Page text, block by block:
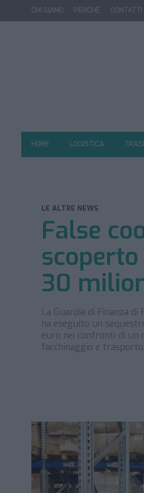
CHI SIAMO PERCHÈ CONTATTI
HOME LOGISTICA
LE ALTRE NEWS
False
30
La Guardia di Finanza
ha eseguito un
euro nei confronti di un
facchinaggio e